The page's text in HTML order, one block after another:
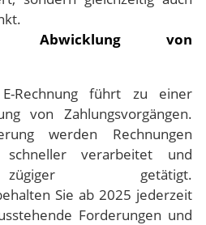
Abwicklung von
Rechnung führt zu einer
von Zahlungsvorgängen.
werden Rechnungen
schneller verarbeitet und
getätigt.
Sie ab 2025 jederzeit
Forderungen und